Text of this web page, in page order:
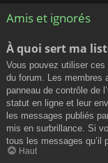
Amis et ignorés
À quoi sert ma
Vous pouvez utiliser ces
du forum. Les membres
panneau de contrôle de
statut en ligne et leur
les messages publiés
mis en surbrillance. Si
tous les messages qu’il
Haut